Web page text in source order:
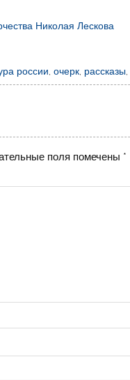
Николая Лескова
россии очерк, рассказы,
поля помечены *